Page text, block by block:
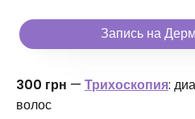
Запись на
300 грн — Трихоскопия:
волос